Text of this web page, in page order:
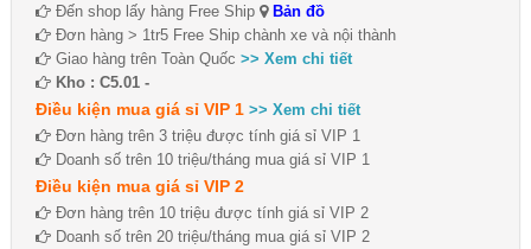
Đến shop lấy hàng Free Ship
Bản đồ
Đơn hàng > 1tr5 Free Ship chành xe và nội thành
Giao hàng trên Toàn Quốc >> Xem chi tiết
Kho : C5.01 -
Điều kiện mua giá sỉ VIP 1 >> Xem chi tiết
Đơn hàng trên 3 triệu được tính giá sỉ VIP 1
Doanh số trên 10 triệu/tháng mua giá sỉ VIP 1
Điều kiện mua giá sỉ VIP 2
Đơn hàng trên 10 triệu được tính giá sỉ VIP 2
Doanh số trên 20 triệu/tháng mua giá sỉ VIP 2